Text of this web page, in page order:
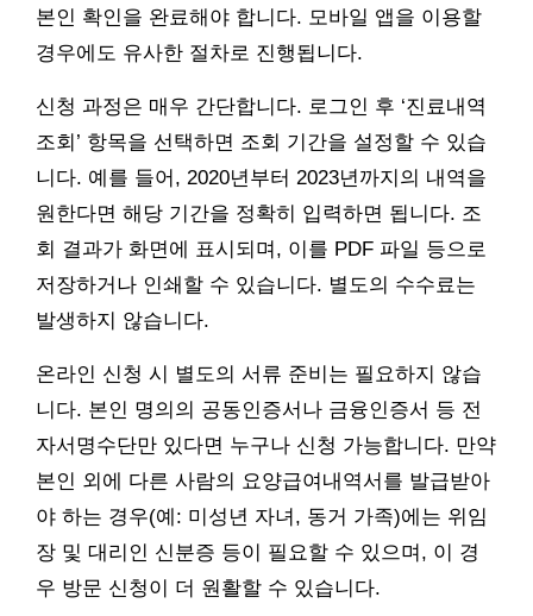
본인 확인을 완료해야 합니다. 모바일 앱을 이용할
경우에도 유사한 절차로 진행됩니다.
신청 과정은 매우 간단합니다. 로그인 후 ‘진료내역
조회’ 항목을 선택하면 조회 기간을 설정할 수 있습
니다. 예를 들어, 2020년부터 2023년까지의 내역을
원한다면 해당 기간을 정확히 입력하면 됩니다. 조
회 결과가 화면에 표시되며, 이를 PDF 파일 등으로
저장하거나 인쇄할 수 있습니다. 별도의 수수료는
발생하지 않습니다.
온라인 신청 시 별도의 서류 준비는 필요하지 않습
니다. 본인 명의의 공동인증서나 금융인증서 등 전
자서명수단만 있다면 누구나 신청 가능합니다. 만약
본인 외에 다른 사람의 요양급여내역서를 발급받아
야 하는 경우(예: 미성년 자녀, 동거 가족)에는 위임
장 및 대리인 신분증 등이 필요할 수 있으며, 이 경
우 방문 신청이 더 원활할 수 있습니다.